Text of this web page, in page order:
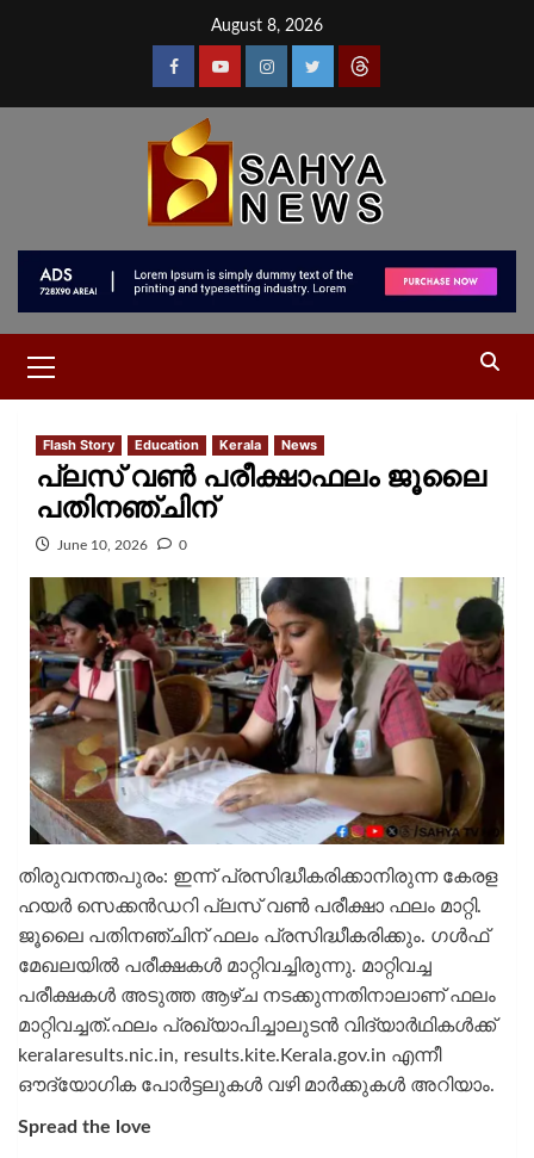
August 8, 2026
Flash Story Education Kerala News
പ്ലസ് വണ്‍ പരീക്ഷാഫലം ജൂലൈ
പതിനഞ്ചിന്
June 10, 2026 0
തിരുവനന്തപുരം: ഇന്ന് പ്രസിദ്ധീകരിക്കാനിരുന്ന കേരള
ഹയര്‍ സെക്കന്‍ഡറി പ്ലസ് വണ്‍ പരീക്ഷാ ഫലം മാറ്റി.
ജൂലൈ പതിനഞ്ചിന് ഫലം പ്രസിദ്ധീകരിക്കും. ഗള്‍ഫ്
മേഖലയില്‍ പരീക്ഷകള്‍ മാറ്റിവച്ചിരുന്നു. മാറ്റിവച്ച
പരീക്ഷകള്‍ അടുത്ത ആഴ്ച നടക്കുന്നതിനാലാണ് ഫലം
മാറ്റിവച്ചത്.ഫലം പ്രഖ്യാപിച്ചാലുടന്‍ വിദ്യാര്‍ഥികള്‍ക്ക്
keralaresults.nic.in, results.kite.Kerala.gov.in എന്നീ
ഔദ്യോഗിക പോര്‍ട്ടലുകള്‍ വഴി മാര്‍ക്കുകള്‍ അറിയാം.
Spread the love